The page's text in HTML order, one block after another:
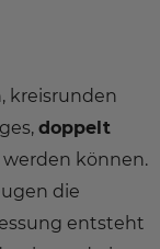
kreisrunden
doppelt
können.
die
entsteht